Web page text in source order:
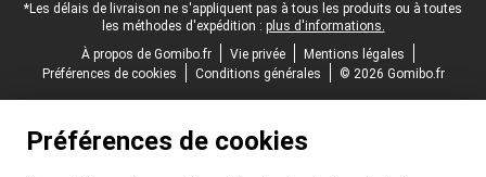
*Les délais de livraison ne s'appliquent pas à tous les produits ou à toutes
les méthodes d'expédition : plus d'informations.
À propos de Gomibo.fr
Vie privée
Mentions légales
Préférences de cookies
Conditions générales © 2026 Gomibo.fr
Préférences de cookies